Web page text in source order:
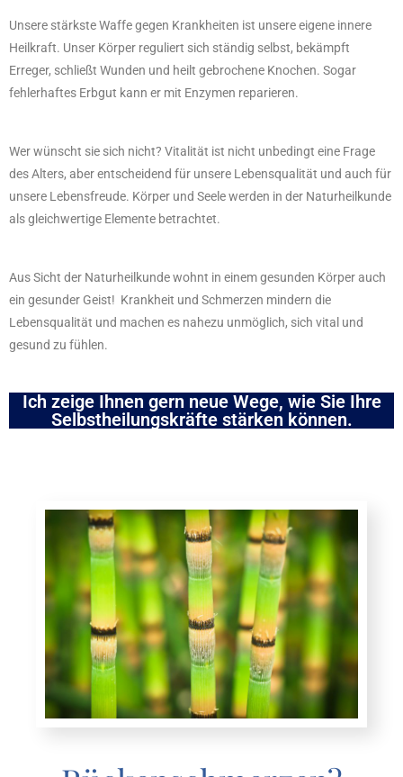
Unsere stärkste Waffe gegen Krankheiten ist unsere eigene innere
Heilkraft. Unser Körper reguliert sich ständig selbst, bekämpft
Erreger, schließt Wunden und heilt gebrochene Knochen. Sogar
fehlerhaftes Erbgut kann er mit Enzymen reparieren.
Wer wünscht sie sich nicht? Vitalität ist nicht unbedingt eine Frage
des Alters, aber entscheidend für unsere Lebensqualität und auch für
unsere Lebensfreude. Körper und Seele werden in der Naturheilkunde
als gleichwertige Elemente betrachtet.
Aus Sicht der Naturheilkunde wohnt in einem gesunden Körper auch
ein gesunder Geist! Krankheit und Schmerzen mindern die
Lebensqualität und machen es nahezu unmöglich, sich vital und
gesund zu fühlen.
Ich zeige Ihnen gern neue Wege, wie Sie Ihre
Selbstheilungskräfte stärken können.